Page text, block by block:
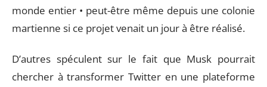
monde entier • peut-être même depuis une colonie
martienne si ce projet venait un jour à être réalisé.
D’autres spéculent sur le fait que Musk pourrait
chercher à transformer Twitter en une plateforme